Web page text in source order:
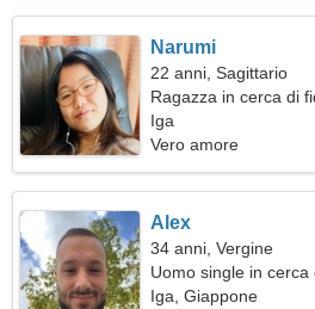
Narumi
22 anni, Sagittario
Ragazza in cerca di
Iga
Vero amore
Alex
34 anni, Vergine
Uomo single in cerca
Iga, Giappone